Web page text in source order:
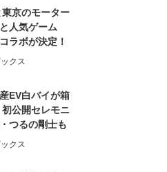
京のモーター
人気ゲーム
ラボが決定！
ックス
EV白バイが箱
公開セレモニ
つるの剛士も
ックス